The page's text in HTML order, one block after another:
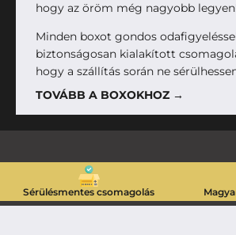
hogy az öröm még nagyobb
Minden boxot gondos
biztonságosan kialakított
hogy a szállítás során ne
TOVÁBB A BOXOKHOZ →
Sérülésmentes csomagolás